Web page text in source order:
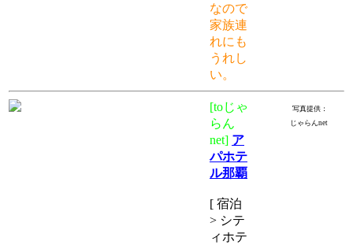
なので
家族連
れにも
うれし
い。
[toじゃ
らん
net] ア
パホテ
ル那覇
[ 宿泊
> シテ
ィホテ
写真提供：
じゃらんnet